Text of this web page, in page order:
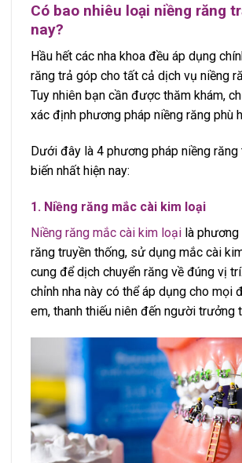
Có bao nhiêu loại niềng răng
nay?
Hầu hết các nha khoa đều áp dụng
răng trả góp cho tất cả dịch vụ niềng
Tuy nhiên bạn cần được thăm khám,
xác định phương pháp niềng răng phù
Dưới đây là 4 phương pháp niềng
biến nhất hiện nay:
1. Niềng răng mắc cài kim loại
Niềng răng mắc cài kim loại là phương
răng truyền thống, sử dụng mắc cài
cung để dịch chuyển răng về đúng vị
chỉnh nha này có thể áp dụng cho mọi
em, thanh thiếu niên đến người trưởng